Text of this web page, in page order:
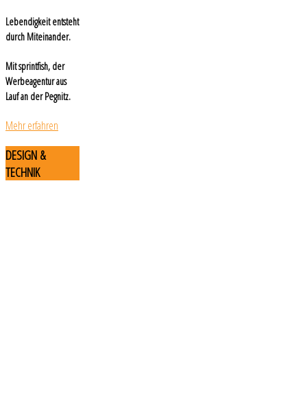
Lebendigkeit entsteht
durch Miteinander.
Mit sprintfish, der
Werbeagentur aus
Lauf an der Pegnitz.
Mehr erfahren
DESIGN &
TECHNIK